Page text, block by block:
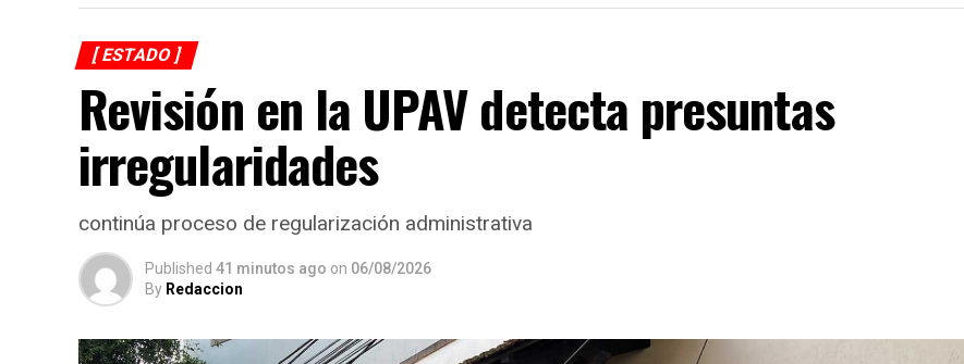
[ ESTADO ]
Revisión en la UPAV detecta presuntas
irregularidades
continúa proceso de regularización administrativa
Published 41 minutos ago on 06/08/2026
By Redaccion